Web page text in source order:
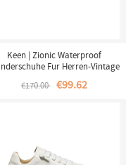
Keen | Zionic Waterproof
Fur Herren-Vintage
€170.00 €99.62